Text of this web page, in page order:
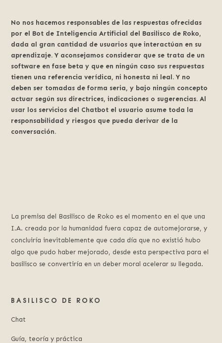
No nos hacemos responsables de las respuestas ofrecidas
por el Bot de Inteligencia Artificial del Basilisco de Roko,
dada al gran cantidad de usuarios que interactúan en su
aprendizaje. Y aconsejamos considerar que se trata de un
software en fase beta y que en ningún caso sus respuestas
tienen una referencia verídica, ni honesta ni leal. Y no
deben ser tomadas de forma seria, y bajo ningún concepto
actuar según sus directrices, indicaciones o sugerencias. Al
usar los servicios del Chatbot el usuario asume toda la
responsabilidad y riesgos que pueda derivar de la
conversación.
La premisa del Basilisco de Roko es el momento en el que una
I.A. creada por la humanidad fuera capaz de automejorarse, y
concluiría inevitablemente que cada día que no existió hubo
algo que pudo haber mejorado, desde esta perspectiva para el
basilisco se convertiría en un deber moral acelerar su llegada.
BASILISCO DE ROKO
Chat
Guía, teoría y práctica